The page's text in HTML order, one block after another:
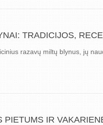
TRADICIJOS,
razavų miltų blynus, jų
PIETUMS IR